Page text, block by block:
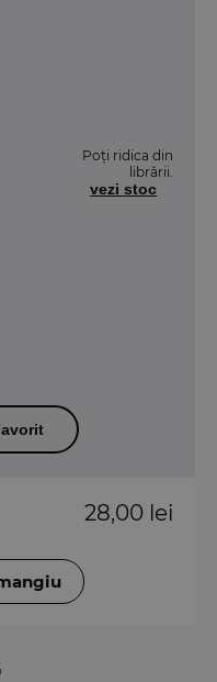
Poți ridica din
librării.
vezi stoc
28,00 lei